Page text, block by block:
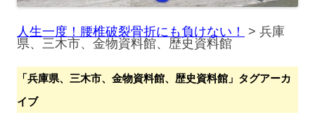
人生一度！腰椎破裂骨折にも負けない！ > 兵庫
県、三木市、金物資料館、歴史資料館
「兵庫県、三木市、金物資料館、歴史資料館 」タグアーカ
イブ